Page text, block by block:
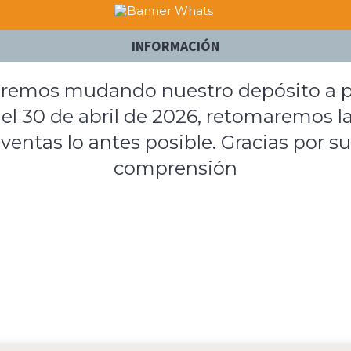
INFORMACIÓN
mudando nuestro depósito a
30 de abril de 2026, retomaremos
ventas lo antes posible. Gracias por su
comprensión